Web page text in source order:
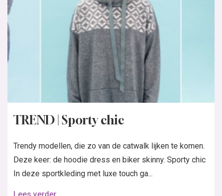
TREND | Sporty chic
Trendy modellen, die zo van de catwalk lijken te komen.
Deze keer: de hoodie dress en biker skinny. Sporty chic
In deze sportkleding met luxe touch ga...